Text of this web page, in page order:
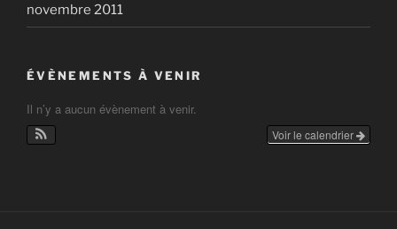
novembre 2011
ÉVÈNEMENTS À VENIR
Il n’y a aucun évènement à venir.
Voir le calendrier